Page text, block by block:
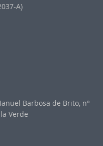
A)
Barbosa de Brito, nº
Verde